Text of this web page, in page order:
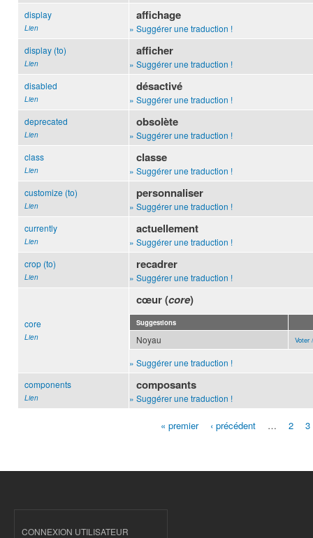
display
Lien
affichage
» Suggérer une traduction !
display (to)
Lien
afficher
» Suggérer une traduction !
disabled
Lien
désactivé
» Suggérer une traduction !
deprecated
Lien
obsolète
» Suggérer une traduction !
class
Lien
classe
» Suggérer une traduction !
customize (to)
Lien
personnaliser
» Suggérer une traduction !
currently
Lien
actuellement
» Suggérer une traduction !
crop (to)
Lien
recadrer
» Suggérer une traduction !
core
Lien
cœur (core)
Suggestions
Noyau Voter
» Suggérer une traduction !
components
Lien
composants
» Suggérer une traduction !
« premier ‹ précédent … 2 3
CONNEXION UTILISATEUR